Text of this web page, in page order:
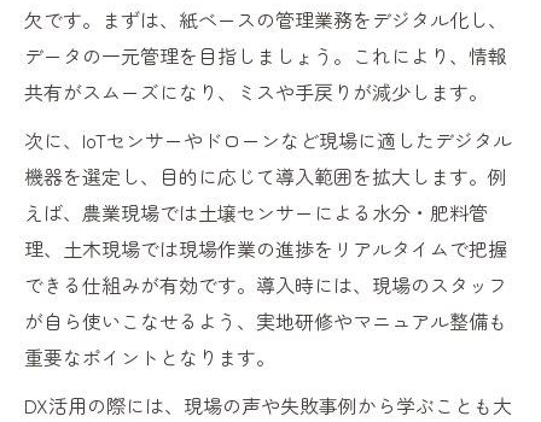
欠です。まずは、紙ベースの管理業務をデジタル化し、
データの一元管理を目指しましょう。これにより、情報
共有がスムーズになり、ミスや手戻りが減少します。
次に、IoTセンサーやドローンなど現場に適したデジタル
機器を選定し、目的に応じて導入範囲を拡大します。例
えば、農業現場では土壌センサーによる水分・肥料管
理、土木現場では現場作業の進捗をリアルタイムで把握
できる仕組みが有効です。導入時には、現場のスタッフ
が自ら使いこなせるよう、実地研修やマニュアル整備も
重要なポイントとなります。
DX活用の際には、現場の声や失敗事例から学ぶことも大